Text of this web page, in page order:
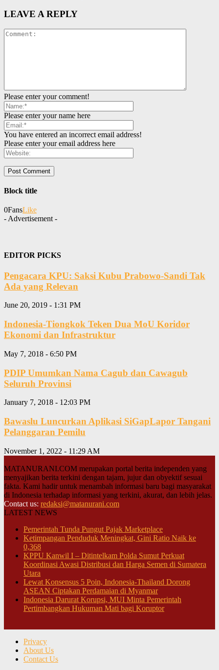
LEAVE A REPLY
Please enter your comment!
Please enter your name here
You have entered an incorrect email address!
Please enter your email address here
Block title
0FansLike
- Advertisement -
EDITOR PICKS
Pengacara KPU: Saksi Kubu Prabowo-Sandi Tak
Ada yang Relevan
June 20, 2019 - 1:31 PM
Indonesia-Tiongkok Teken Dua MoU Koridor
Ekonomi dan Infrastruktur
May 7, 2018 - 6:50 PM
PDIP Umumkan Nama Cagub dan Cawagub
Seluruh Provinsi
January 7, 2018 - 12:03 PM
Bawaslu Luncurkan Aplikasi SiGapLapor Tangani
Pelanggaran Pemilu
November 1, 2022 - 11:29 AM
MATANURANI.COM merupakan portal berita independen yang
menyajikan berita terkini dengan tajam, jujur dan obyektif sesuai
fakta. Kami hadir untuk menambah informasi baru bagi masyarakat
di Indonesia terhadap informasi yang terkini, akurat, dan lebih jelas.
Contact us: redaksi@matanurani.com
LATEST NEWS
Pemerintah Tunda Pungut Pajak Marketplace
Ketimpangan Penduduk Meningkat, Gini Ratio Naik ke
0,368
KPPU Kanwil I – Ditintelkam Polda Sumut Perkuat
Koordinasi Awasi Distribusi dan Harga Semen di Sumatera
Utara
Lewat Konsensus 5 Poin, Indonesia-Thailand Dorong
ASEAN Ciptakan Perdamaian di Myanmar
Indonesia Darurat Korupsi, MUI Minta Pemerintah
Pertimbangkan Hukuman Mati bagi Koruptor
Privacy
About Us
Contact Us